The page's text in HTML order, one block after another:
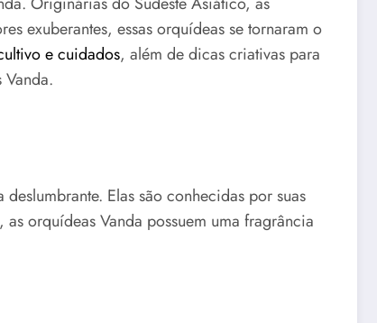
exuberantes, essas orquídeas se tornaram o
e cuidados, além de dicas criativas para
Elas são conhecidas por suas
orquídeas Vanda possuem uma fragrância